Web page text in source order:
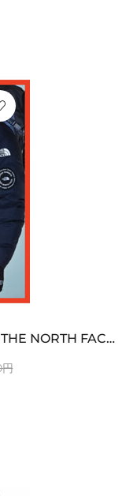
ノースフェイス 偽物 ダウン人気【THE NORTH FACE】M'S 7 SUMMIT HIM...
円